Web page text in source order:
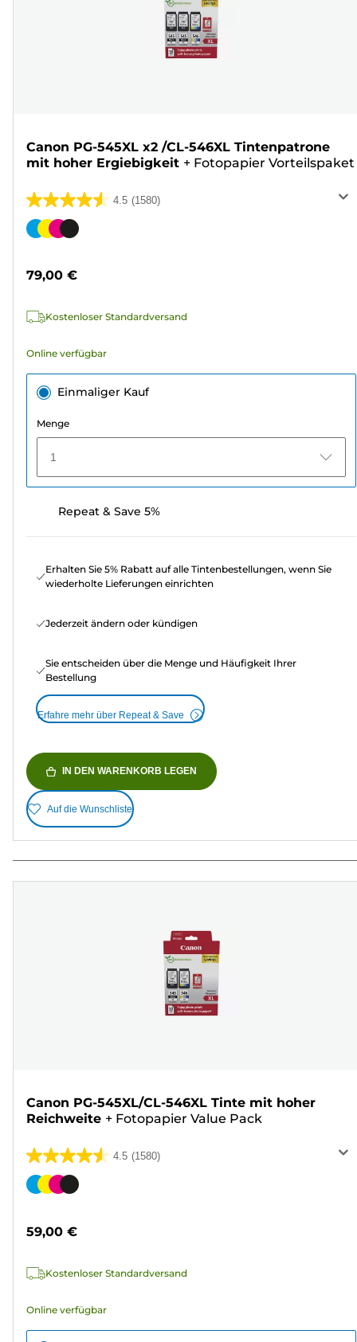
Canon PG-545XL x2 /CL-546XL Tintenpatrone
mit hoher Ergiebigkeit + Fotopapier Vorteilspaket
4.5 (1580)
4.5
von
1580
Farbpatrone
79,00 €
Kostenloser Standardversand
Online verfügbar
Einmaliger Kauf
Menge
1
Repeat & Save 5%
Erhalten Sie 5% Rabatt auf alle Tintenbestellungen, wenn Sie
wiederholte Lieferungen einrichten
Jederzeit ändern oder kündigen
Sie entscheiden über die Menge und Häufigkeit Ihrer
Bestellung
Erfahre mehr über Repeat & Save
IN DEN WARENKORB LEGEN
Auf die Wunschliste
Canon PG-545XL/CL-546XL Tinte mit hoher
Reichweite + Fotopapier Value Pack
4.5 (1580)
4.5
von
1580
Farbpatrone
59,00 €
Kostenloser Standardversand
Online verfügbar